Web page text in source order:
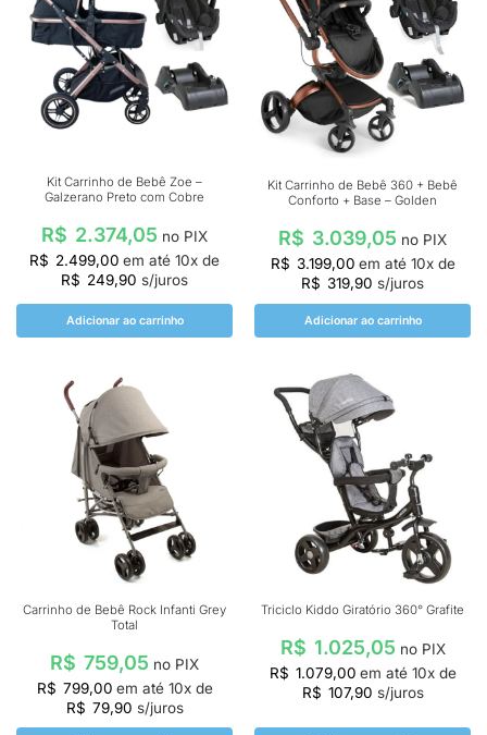
Kit Carrinho de Bebê Zoe –
Galzerano Preto com Cobre
R$ 2.374,05 no PIX
R$ 2.499,00 em até 10x de
R$ 249,90 s/juros
Adicionar ao carrinho
Kit Carrinho de Bebê 360 + Bebê
Conforto + Base – Golden
R$ 3.039,05 no PIX
R$ 3.199,00 em até 10x de
R$ 319,90 s/juros
Adicionar ao carrinho
Carrinho de Bebê Rock Infanti Grey
Total
R$ 759,05 no PIX
R$ 799,00 em até 10x de
R$ 79,90 s/juros
Triciclo Kiddo Giratório 360° Grafite
R$ 1.025,05 no PIX
R$ 1.079,00 em até 10x de
R$ 107,90 s/juros